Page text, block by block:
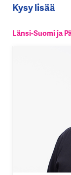
Kysy lisää
Länsi-Suomi ja